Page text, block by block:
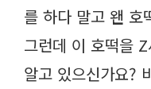
를 하다 말고 왠 호
그런데 이 호떡을
알고 있으신가요?